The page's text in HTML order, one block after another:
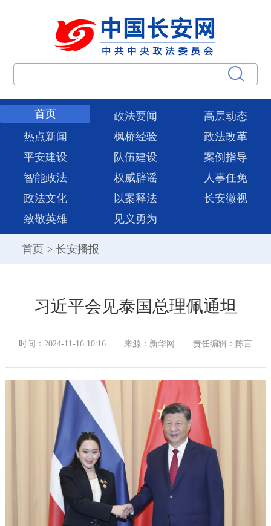
首页 政法要闻
高层动态
热点新闻
枫桥经验
政法改革
平安建设
队伍建设
案例指导
智能政法
权威辟谣
人事任免
政法文化
以案释法
长安微视
致敬英雄
见义勇为
首页 > 长安播报
习近平会见泰国总理佩通坦
时间：2024-11-16 10:16 来源：新华网 责任编辑：陈言